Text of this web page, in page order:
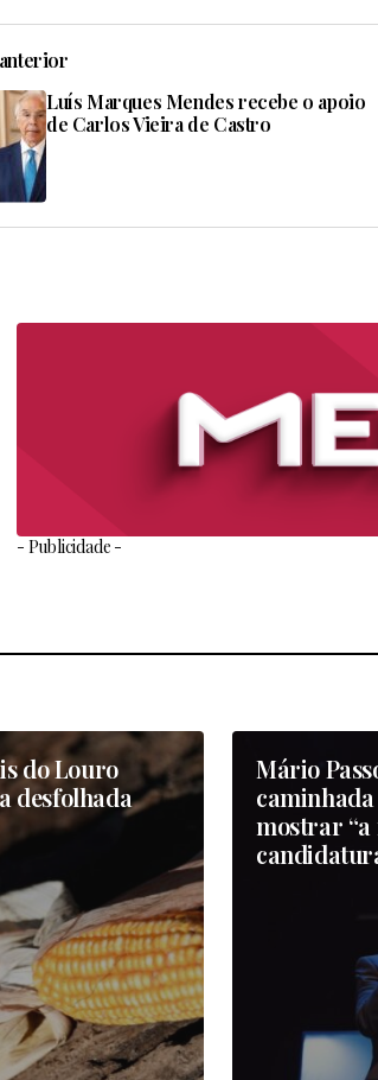
Luís Marques Mendes recebe o apoio
de Carlos Vieira de Castro
- Publicidade -
do Louro
desfolhada
Mário
mostrar “a